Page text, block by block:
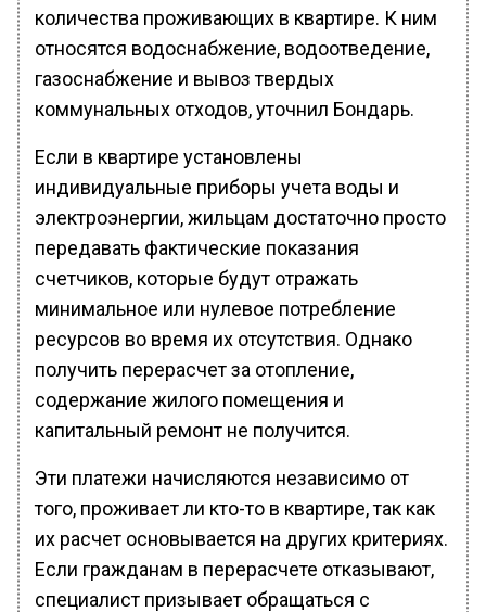
количества проживающих в квартире. К ним
относятся водоснабжение, водоотведение,
газоснабжение и вывоз твердых
коммунальных отходов, уточнил Бондарь.
Если в квартире установлены
индивидуальные приборы учета воды и
электроэнергии, жильцам достаточно просто
передавать фактические показания
счетчиков, которые будут отражать
минимальное или нулевое потребление
ресурсов во время их отсутствия. Однако
получить перерасчет за отопление,
содержание жилого помещения и
капитальный ремонт не получится.
Эти платежи начисляются независимо от
того, проживает ли кто-то в квартире, так как
их расчет основывается на других критериях.
Если гражданам в перерасчете отказывают,
специалист призывает обращаться с